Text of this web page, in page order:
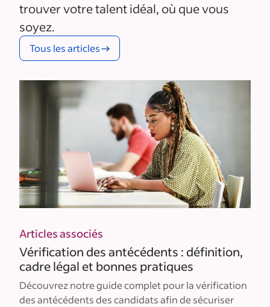
trouver votre talent idéal, où que vous
soyez.
Tous les articles
Articles associés
Vérification des antécédents : définition,
cadre légal et bonnes pratiques
Découvrez notre guide complet pour la vérification
des antécédents des candidats afin de sécuriser